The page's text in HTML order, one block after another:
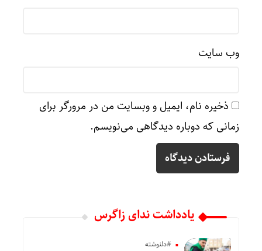
وب‌ سایت
ذخیره نام، ایمیل و وبسایت من در مرورگر برای
زمانی که دوباره دیدگاهی می‌نویسم.
یادداشت ندای زاگرس
#دلنوشته